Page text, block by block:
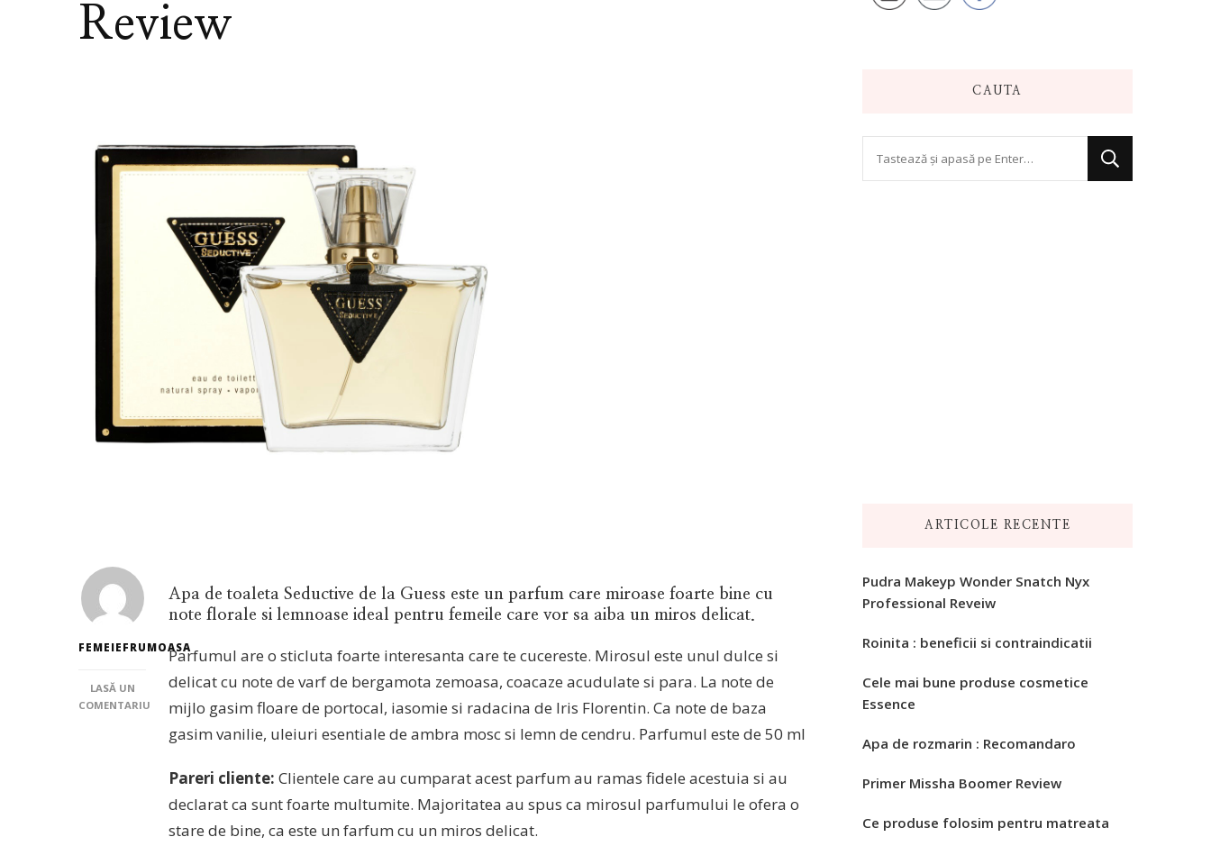
Review
FEMEIEFRUMOASA
LASĂ UN
COMENTARIU
Apa de toaleta Seductive de la Guess este un parfum care miroase foarte bine cu
note florale si lemnoase ideal pentru femeile care vor sa aiba un miros delicat.
Parfumul are o sticluta foarte interesanta care te cucereste. Mirosul este unul dulce si
delicat cu note de varf de bergamota zemoasa, coacaze acudulate si para. La note de
mijlo gasim floare de portocal, iasomie si radacina de Iris Florentin. Ca note de baza
gasim vanilie, uleiuri esentiale de ambra mosc si lemn de cendru. Parfumul este de 50 ml
Pareri cliente: Clientele care au cumparat acest parfum au ramas fidele acestuia si au
declarat ca sunt foarte multumite. Majoritatea au spus ca mirosul parfumului le ofera o
stare de bine, ca este un farfum cu un miros delicat.
CAUTA
ARTICOLE RECENTE
Pudra Makeyp Wonder Snatch Nyx
Professional Reveiw
Roinita : beneficii si contraindicatii
Cele mai bune produse cosmetice
Essence
Apa de rozmarin : Recomandaro
Primer Missha Boomer Review
Ce produse folosim pentru matreata